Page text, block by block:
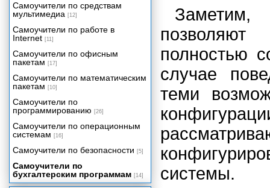
Заметим,
полностью
случае
теми
системы.
Редактор текстов
Табличный редактор
Самоучители по средствам
мультимедиа [12]
Самоучители по работе в
Internet [11]
Самоучители по офисным
пакетам [17]
Самоучители по математическим
пакетам [10]
Самоучители по
программированию [26]
Самоучители по операционным
системам [16]
Самоучители по безопасности [5]
Самоучители по
бухгалтерским программам [14]